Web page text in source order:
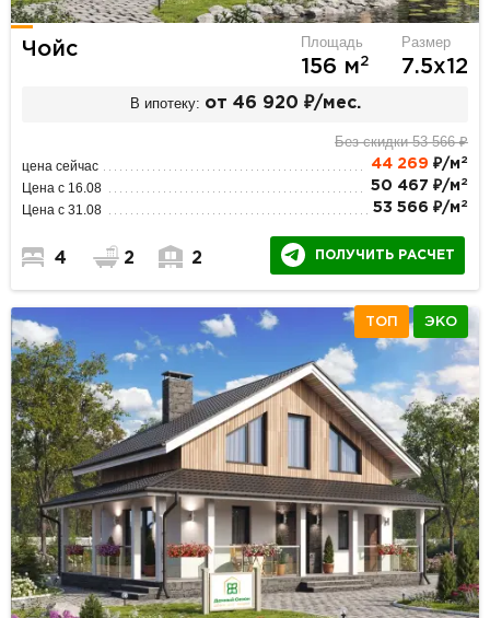
Чойс Площадь
156 м2
Размер
7.5х12
В ипотеку: от 46 920 ₽/мес.
Без скидки 53 566 ₽
цена сейчас 44 269 ₽/м 2
Цена с 16.08 50 467 ₽/м 2
Цена с 31.08 53 566 ₽/м 2
4 2 2 ПОЛУЧИТЬ РАСЧЕТ
ТОП ЭКО